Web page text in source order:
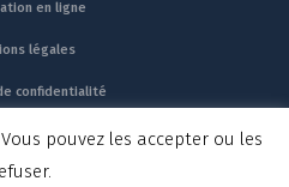
en ligne
légales
confidentialité
by Yata!pouvez les accepter ou les